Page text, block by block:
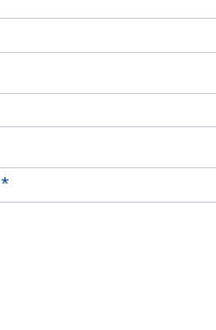
*Pflichtfeld